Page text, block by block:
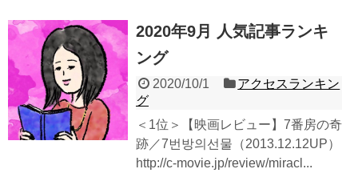
2020年9月 人気記事ランキ
ング
2020/10/1
アクセスランキン
グ
＜1位＞【映画レビュー】7番房の奇
跡／7번방의선물（2013.12.12UP）
http://c-movie.jp/review/miracl...